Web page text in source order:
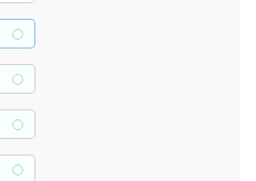
+
+
+
+